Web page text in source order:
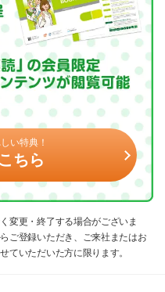
い特典！
ちら
変更・終了する場合がございま
ご登録いただき、ご来社またはお
ていただいた方に限ります。